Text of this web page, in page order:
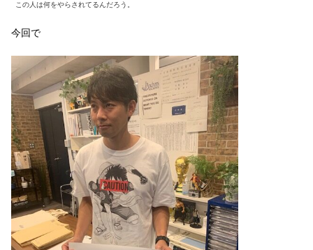
この人は何をやらされてるんだろう。
今回で